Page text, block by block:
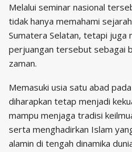
Melalui seminar nasional
tidak hanya memahami
Sumatera Selatan, tetapi juga
perjuangan tersebut sebagai
zaman.
Memasuki usia satu abad
diharapkan tetap menjadi
mampu menjaga tradisi
serta menghadirkan Islam
alamin di tengah dinamika